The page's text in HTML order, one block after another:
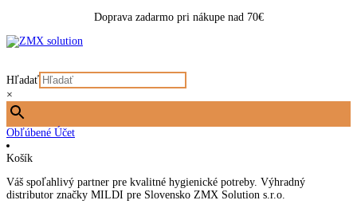
Doprava zadarmo pri nákupe nad 70€
Hľadať
×
Obľúbené Účet
Košík
Váš spoľahlivý partner pre kvalitné hygienické potreby. Výhradný
distributor značky MILDI pre Slovensko ZMX Solution s.r.o.